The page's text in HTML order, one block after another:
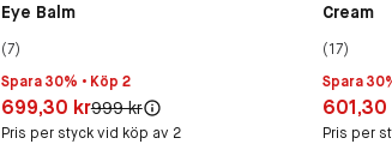
Eye Balm
(7)
Spara 30% • Köp 2
Pris: 699,30 kr
699,30 krOriginal pris:
999 kr
Pris per styck vid köp av 2
Cream
(17)
Spara
Pris:
601,30
Pris per